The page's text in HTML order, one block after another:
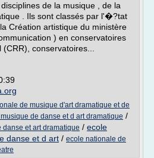
de la musique , de la
. Ils sont classés par l'�?tat
Création artistique du ministère
) en conservatoires
conservatoires...
de musique d'art dramatique et de
de danse et d art dramatique /
et art dramatique / ecole
danse et d art / ecole nationale de